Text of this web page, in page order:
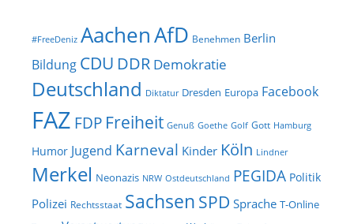
#FreeDeniz AachenAfD Benehmen Berlin
Bildung CDU DDR Demokratie
Deutschland Diktatur Dresden Europa Facebook
FAZ FDP Freiheit Genuß Goethe Golf Gott Hamburg
Humor Jugend Karneval Kinder Köln Lindner
Merkel Neonazis NRW Ostdeutschland PEGIDA Politik
Polizei Rechtsstaat Sachsen SPD Sprache T-Online